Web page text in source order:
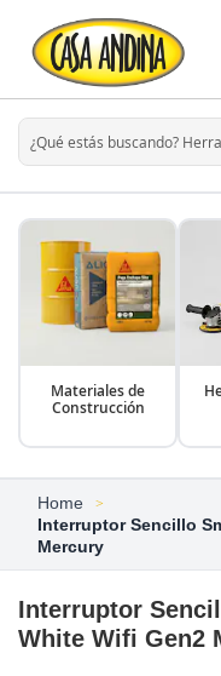
Materiales de
Construcción
Home
Interruptor Sencillo
Mercury
Interruptor
White Wifi Gen2